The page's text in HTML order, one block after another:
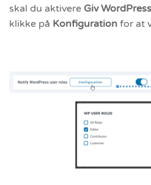
skal du aktivere Giv
klikke på Konfiguration for at